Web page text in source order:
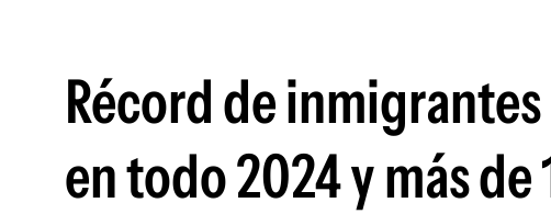
Récord de
en todo 2024 y más